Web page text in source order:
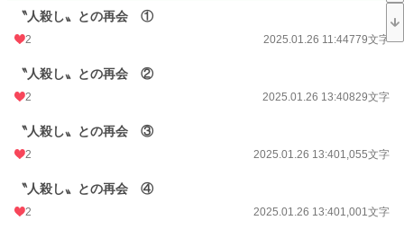
けれどそれは、溺愛のはじまり。
「お前が生きていてくれて、よかった」
〝人殺し〟な彼と恋に落ちるなんてありえない。
〝人殺し〟ゆえの優しさは、
小説
恋愛 66,336 位 / 66,336 件
〝人殺し〟との再会 ①
2 2025.01.26 11:44779文字
〝人殺し〟との再会 ②
2 2025.01.26 13:40829文字
〝人殺し〟との再会 ③
2 2025.01.26 13:401,055文字
〝人殺し〟との再会 ④
2 2025.01.26 13:401,001文字